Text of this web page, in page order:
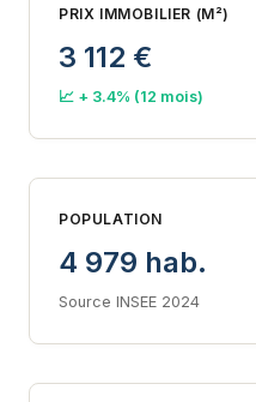
PRIX IMMOBILIER (M²)
3 112 €
📈 + 3.4% (12 mois)
POPULATION
4 979 hab.
Source INSEE 2024